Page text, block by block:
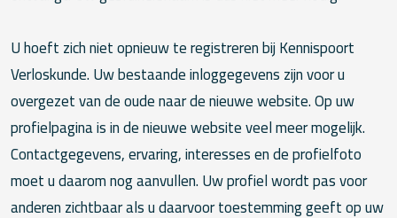
U hoeft zich niet opnieuw te registreren bij Kennispoort
Verloskunde. Uw bestaande inloggegevens zijn voor u
overgezet van de oude naar de nieuwe website. Op uw
profielpagina is in de nieuwe website veel meer mogelijk.
Contactgegevens, ervaring, interesses en de profielfoto
moet u daarom nog aanvullen. Uw profiel wordt pas voor
anderen zichtbaar als u daarvoor toestemming geeft op uw